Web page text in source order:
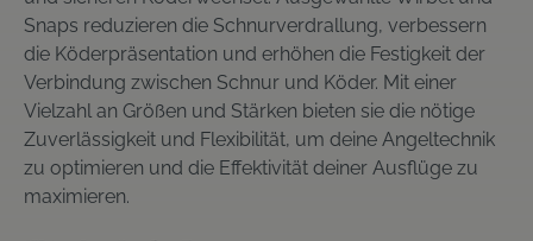
Snaps reduzieren die Schnurverdrallung, verbessern
die Köderpräsentation und erhöhen die Festigkeit der
Verbindung zwischen Schnur und Köder. Mit einer
Vielzahl an Größen und Stärken bieten sie die nötige
Zuverlässigkeit und Flexibilität, um deine Angeltechnik
zu optimieren und die Effektivität deiner Ausflüge zu
maximieren.